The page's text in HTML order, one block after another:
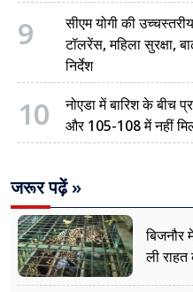
9
सीएम योगी की
टॉलरेंस, महिला सुरक्षा,
निर्देश
10
नोएडा में बारिश के बीच
और 105-108 में नहीं
जरूर पढ़ें »
बिजनौर
ली